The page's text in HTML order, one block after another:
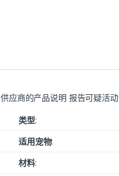
供应商的产品说明 报告可疑活动
类型:
适用宠物:
材料: